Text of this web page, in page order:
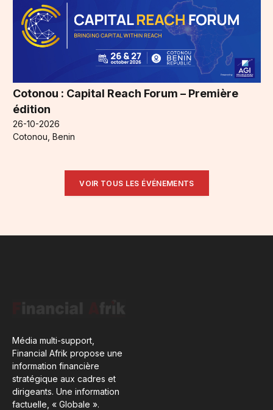
Cotonou : Capital Reach Forum – Première
édition
26-10-2026
Cotonou, Benin
VOIR TOUS LES ÉVÉNEMENTS
Média multi-support,
Financial Afrik propose une
information financière
stratégique aux cadres et
dirigeants. Une information
factuelle, « Globale ».